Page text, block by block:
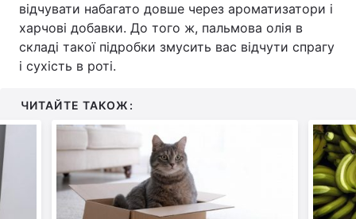
відчувати набагато довше через ароматизатори і
харчові добавки. До того ж, пальмова олія в
складі такої підробки змусить вас відчути спрагу
і сухість в роті.
ЧИТАЙТЕ ТАКОЖ: